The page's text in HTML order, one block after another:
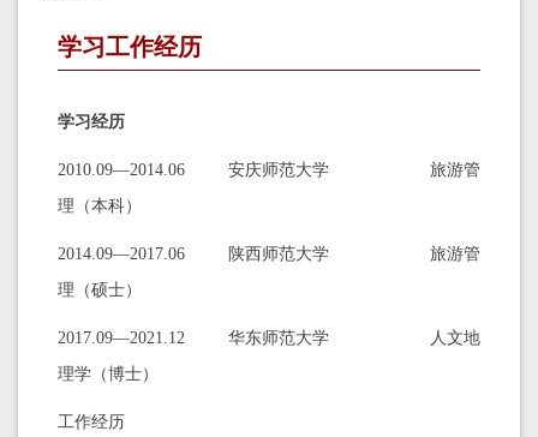
学习工作经历
学习经历
2010.09—2014.06 安庆师范大学 旅游管
理（本科）
2014.09—2017.06 陕西师范大学 旅游管
理（硕士）
2017.09—2021.12 华东师范大学 人文地
理学（博士）
工作经历